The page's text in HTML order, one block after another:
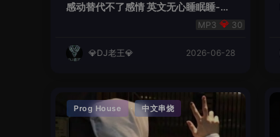
感动替代不了感情 英文无心睡眠睡-小
30
💎DJ老王💎 2026-06-28
Prog House · 中文串烧